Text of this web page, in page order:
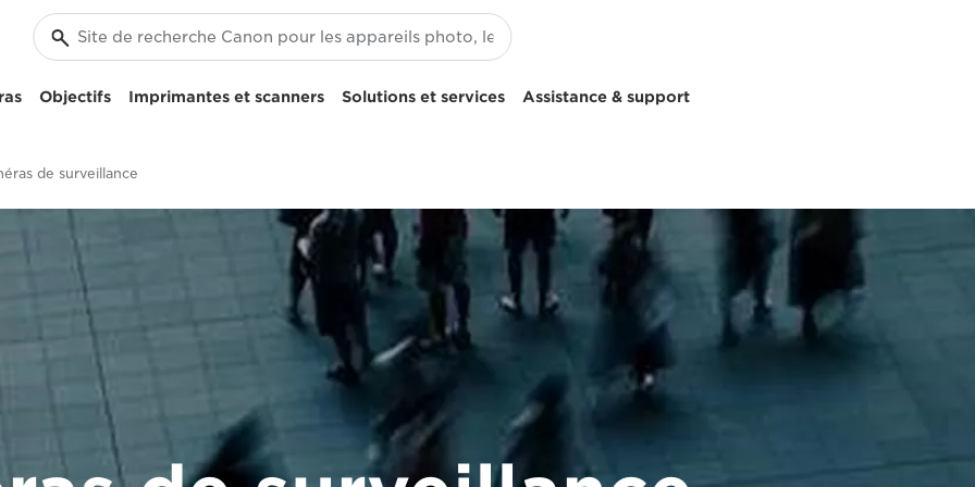
Objectifs Imprimantes et scanners Solutions et services Assistance & support
de surveillance